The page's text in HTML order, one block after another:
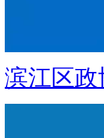
滨江区政